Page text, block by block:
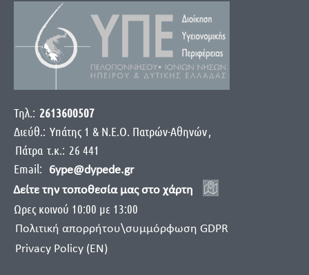
Τηλ.: 2613600507
Διεύθ.: Yπάτης 1 & Ν.Ε.Ο. Πατρών-Αθηνών,
Πάτρα τ.κ.: 26 441
Email:
6ype@dypede.gr
Δείτε την τοποθεσία μας στο χάρτη
Ωρες κοινού 10:00 με 13:00
Πολιτική απορρήτου\συμμόρφωση GDPR
Privacy Policy (EN)